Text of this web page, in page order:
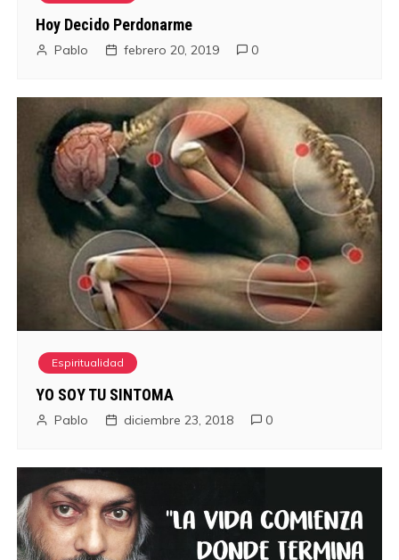
Hoy Decido Perdonarme
Pablo febrero 20, 2019 0
Espiritualidad
YO SOY TU SINTOMA
Pablo diciembre 23, 2018 0